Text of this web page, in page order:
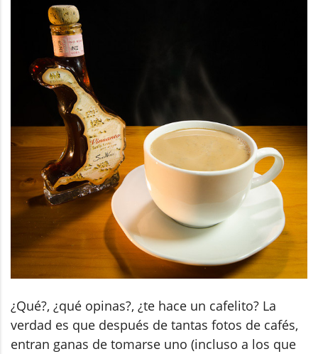
¿Qué?, ¿qué opinas?, ¿te hace un cafelito? La
verdad es que después de tantas fotos de cafés,
entran ganas de tomarse uno (incluso a los que